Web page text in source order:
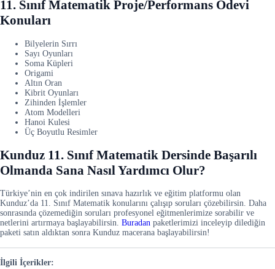
11. Sınıf Matematik Proje/Performans Ödevi
Konuları
Bilyelerin Sırrı
Sayı Oyunları
Soma Küpleri
Origami
Altın Oran
Kibrit Oyunları
Zihinden İşlemler
Atom Modelleri
Hanoi Kulesi
Üç Boyutlu Resimler
Kunduz 11. Sınıf Matematik Dersinde Başarılı
Olmanda Sana Nasıl Yardımcı Olur?
Türkiye’nin en çok indirilen sınava hazırlık ve eğitim platformu olan
Kunduz’da 11. Sınıf Matematik konularını çalışıp soruları çözebilirsin. Daha
sonrasında çözemediğin soruları profesyonel eğitmenlerimize sorabilir ve
netlerini artırmaya başlayabilirsin. Buradan paketlerimizi inceleyip dilediğin
paketi satın aldıktan sonra Kunduz macerana başlayabilirsin!
İlgili İçerikler: